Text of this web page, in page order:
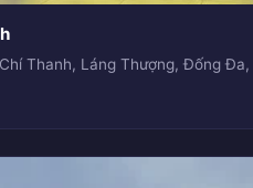
Thanh, Láng Thượng, Đống